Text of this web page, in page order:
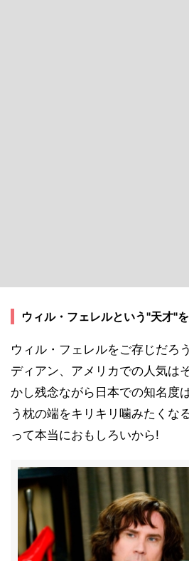
ウィル・フェレルという"天才"
ウィル・フェレルをご存じだろ
ディアン、アメリカでの人気は
かし残念ながら日本での知名度
う枕の端をキリキリ噛みたくな
って本当におもしろいから!